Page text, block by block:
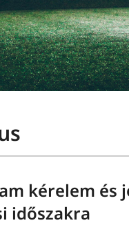
kérelem és
időszakra